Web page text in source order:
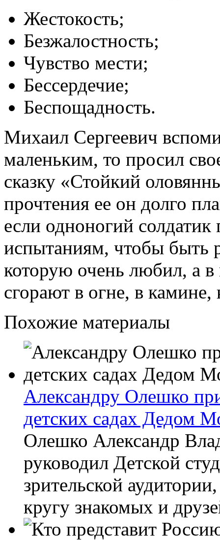
Жестокость;
Безжалостность;
Чувство мести;
Бессердечие;
Беспощадность.
Михаил Сергеевич
маленьким, то просил
сказку «Стойкий
прочтения ее он долго
если одноногий солдатик
испытаниям, чтобы быть
которую очень любил, а
сгорают в огне, в
Похожие материалы
Александру Олешко
детских садах Дедом
Олешко Александр
руководил Детской
зрительской
кругу знакомых и